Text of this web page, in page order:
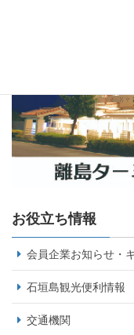
お役立ち情報
会員企業お知らせ・
石垣島観光便利情報
交通機関